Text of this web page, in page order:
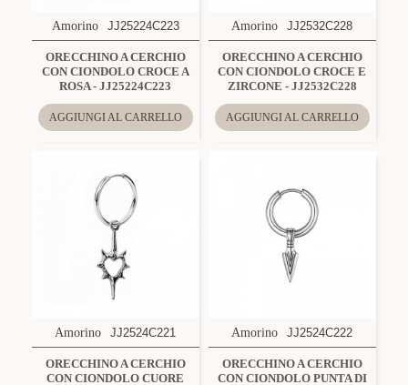
Amorino JJ25224C223
ORECCHINO A CERCHIO
CON CIONDOLO CROCE A
ROSA - JJ25224C223
AGGIUNGI AL CARRELLO
Amorino JJ2532C228
ORECCHINO A CERCHIO
CON CIONDOLO CROCE E
ZIRCONE - JJ2532C228
AGGIUNGI AL CARRELLO
Amorino JJ2524C221
ORECCHINO A CERCHIO
CON CIONDOLO CUORE
Amorino JJ2524C222
ORECCHINO A CERCHIO
CON CIONDOLO PUNTA DI